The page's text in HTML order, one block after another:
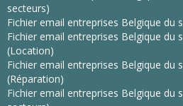
secteurs)
Fichier email entreprises Belgique du
Fichier email entreprises Belgique du
(Location)
Fichier email entreprises Belgique du
(Réparation)
Fichier email entreprises Belgique du